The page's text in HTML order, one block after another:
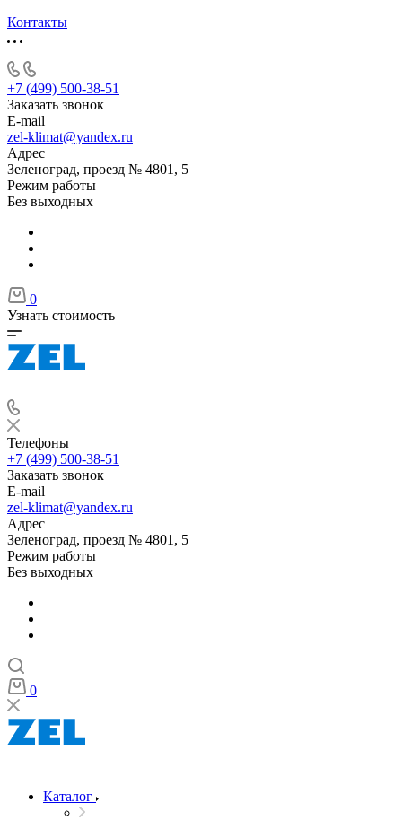
Контакты
+7 (499) 500-38-51
Заказать звонок
E-mail
zel-klimat@yandex.ru
Адрес
Зеленоград, проезд № 4801, 5
Режим работы
Без выходных
0
Узнать стоимость
Телефоны
+7 (499) 500-38-51
Заказать звонок
E-mail
zel-klimat@yandex.ru
Адрес
Зеленоград, проезд № 4801, 5
Режим работы
Без выходных
0
Каталог